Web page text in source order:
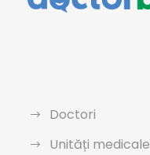
Doctori
Unități medicale